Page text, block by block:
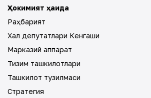
Ҳокимият ҳақида
Раҳбарият
Халқ депутатлари Кенгаши
Марказий аппарат
Тизим ташкилотлари
Ташкилот тузилмаси
Стратегия